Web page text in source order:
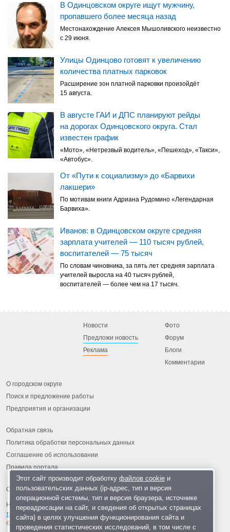
В Одинцовском округе ищут мужчину,
пропавшего более месяца назад
Местонахождение Алексея Мышоливского неизвестно
с 29 июня.
Улицы Одинцово готовят к увеличению
количества платных парковок
Расширение зон платной парковки произойдёт
15 августа.
В августе ГАИ и ДПС планируют рейды
на дорогах Одинцовского округа. Стал
известен график
«Мото», «Нетрезвый водитель», «Пешеход», «Такси»,
«Автобус».
От «Пути к социализму» до «Барвихи
лакшери»
По мотивам книги Адриана Рудомино «Легендарная
Барвиха».
Иванов: в Одинцовском округе средняя
зарплата учителей — 110 тысяч рублей,
воспитателей — 75 тысяч
По словам чиновника, за пять лет средняя зарплата
учителей выросла на 40 тысяч рублей,
воспитателей — более чем на 17 тысяч.
Новости
Предложи новость
Реклама
Фото
Форум
Блоги
Комментарии
О городском округе
Поиск и предложение работы
Предприятия и организации
Обратная связь
Политика обработки персональных данных
Соглашение об использовании
Правила портала
На информационном ресурсе применяются
технологии
© 2013-2026 «ОИНФО»,
сделано в Одинцово
Этот сайт производит обработку файлов cookieи
пользовательских данных (ip-адрес, тип и версия
операционной системы, тип и версия браузера, источнике
переадресации на сайт, и сведения об открытых страницах
сайта) в целях улучшения функционирования сайта и
проведения статистических исследований, в том числе с